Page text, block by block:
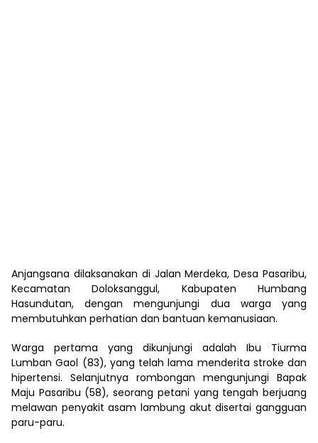
Anjangsana dilaksanakan di Jalan Merdeka, Desa Pasaribu,
Kecamatan Doloksanggul, Kabupaten Humbang
Hasundutan, dengan mengunjungi dua warga yang
membutuhkan perhatian dan bantuan kemanusiaan.
Warga pertama yang dikunjungi adalah Ibu Tiurma
Lumban Gaol (83), yang telah lama menderita stroke dan
hipertensi. Selanjutnya rombongan mengunjungi Bapak
Maju Pasaribu (58), seorang petani yang tengah berjuang
melawan penyakit asam lambung akut disertai gangguan
paru-paru.